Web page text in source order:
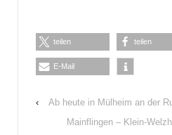
teilen teilen
E-Mail
‹
Ab heute in Mülheim an der
Mainflingen – Klein-